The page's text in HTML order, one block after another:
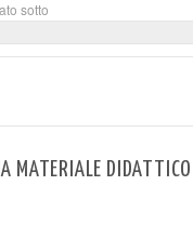
sotto
MATERIALE